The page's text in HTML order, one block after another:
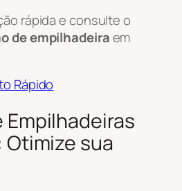
rápida e consulte o
de empilhadeiraem
Rápido
Empilhadeiras
Otimize sua